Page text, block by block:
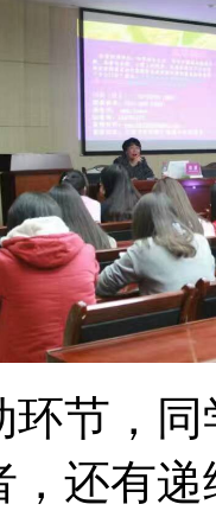
环节，
，还有